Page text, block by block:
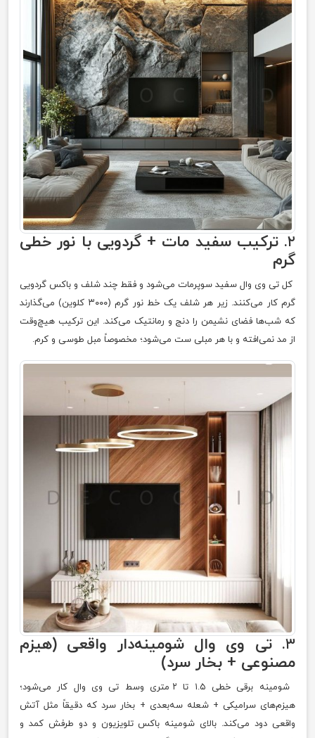
۲. ترکیب سفید مات + گردویی با نور خطی
گرم
کل تی وی وال سفید سوپرمات می‌شود و فقط چند شلف و باکس گردویی
گرم کار می‌کنند. زیر هر شلف یک خط نور گرم (۳۰۰۰ کلوین) می‌گذارند
که شب‌ها فضای نشیمن را دنج و رمانتیک می‌کند. این ترکیب هیچ‌وقت
از مد نمی‌افته و با هر مبلی ست می‌شود؛ مخصوصاً مبل طوسی و کرم.
۳.
تی وی وال شومینه‌دار واقعی (هیزم
مصنوعی + بخار سرد)
شومینه برقی خطی ۱.۵ تا ۲ متری وسط تی وی وال کار می‌شود؛
هیزم‌های سرامیکی + شعله سه‌بعدی + بخار سرد که دقیقاً مثل آتش
واقعی دود می‌کند. بالای شومینه باکس تلویزیون و دو طرفش کمد و